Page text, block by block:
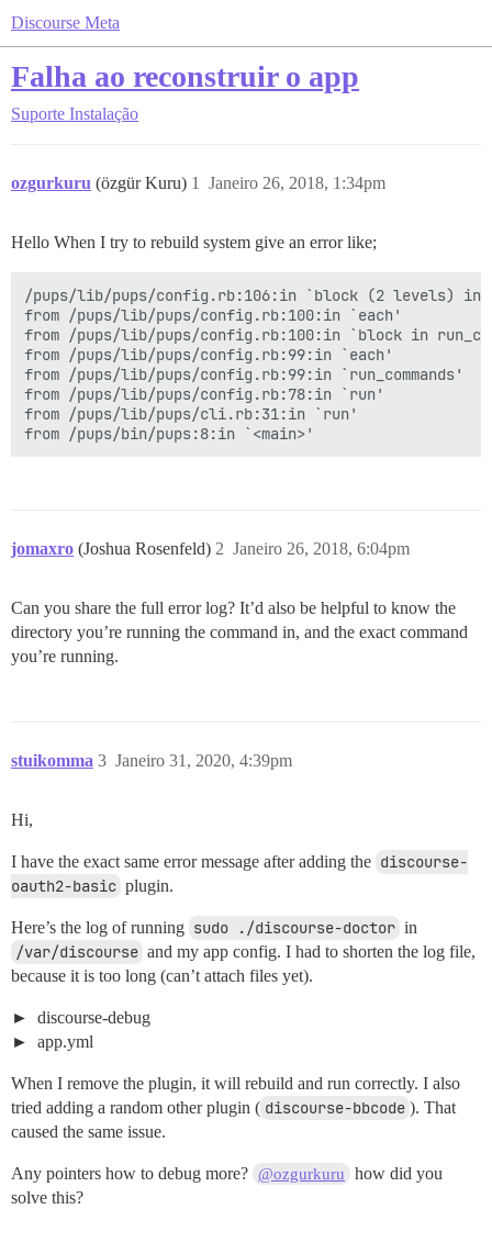
Discourse Meta
Falha ao reconstruir o app
Suporte Instalação
ozgurkuru (özgür Kuru) Janeiro 26, 2018, 1:34pm
1
Hello When I try to rebuild system give an error like;
/pups/lib/pups/config.rb:106:in `block (2 levels) in
from /pups/lib/pups/config.rb:100:in `each'
from /pups/lib/pups/config.rb:100:in `block in
from /pups/lib/pups/config.rb:99:in `each'
from /pups/lib/pups/config.rb:99:in `run_commands'
from /pups/lib/pups/config.rb:78:in `run'
from /pups/lib/pups/cli.rb:31:in `run'
jomaxro (Joshua Rosenfeld) Janeiro 26, 2018, 6:04pm
2
Can you share the full error log? It’d also be helpful to know the
directory you’re running the command in, and the exact command
you’re running.
stuikomma Janeiro 31, 2020, 4:39pm
3
Hi,
I have the exact same error message after adding the discourse-
oauth2-basic plugin.
Here’s the log of running sudo ./discourse-doctor in
/var/discourse and my app config. I had to shorten the log file,
because it is too long (can’t attach files yet).
discourse-debug
app.yml
When I remove the plugin, it will rebuild and run correctly. I also
tried adding a random other plugin ( discourse-bbcode ). That
caused the same issue.
Any pointers how to debug more? @ozgurkuru
how did you
solve this?